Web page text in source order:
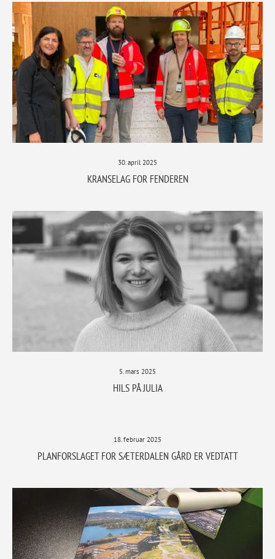
30. april 2025
KRANSELAG FOR FENDEREN
5. mars 2025
HILS PÅ JULIA
18. februar 2025
PLANFORSLAGET FOR SÆTERDALEN GÅRD ER VEDTATT